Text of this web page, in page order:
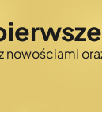
nowościami